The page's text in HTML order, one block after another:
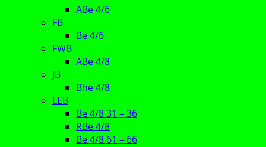
ABe 4/6
FB
Be 4/6
FWB
ABe 4/8
JB
Bhe 4/8
LEB
Be 4/8 31 – 36
RBe 4/8
Be 4/8 61 – 66